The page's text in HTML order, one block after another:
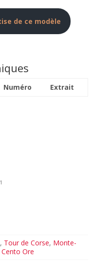
de ce modèle
Numéro Extrait
1
, Tour de Corse, Monte-
Ore